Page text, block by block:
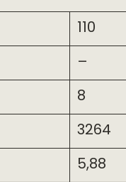
110
–
8
3264
5,88